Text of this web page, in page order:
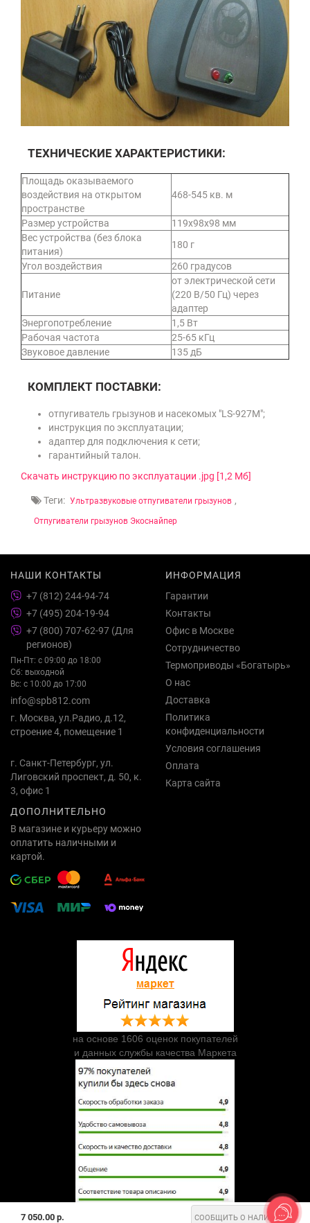
7 050.00 р. СООБЩИТЬ О НАЛИЧИИ
ТЕХНИЧЕСКИЕ ХАРАКТЕРИСТИКИ:
Площадь оказываемого
воздействия на открытом
пространстве
468-545 кв. м
Размер устройства
119х98х98 мм
Вес устройства (без блока
питания)
180 г
Угол воздействия
260 градусов
Питание
от электрической сети
(220 В/50 Гц) через
адаптер
Энергопотребление
1,5 Вт
Рабочая частота
25-65 кГц
Звуковое давление
135 дБ
КОМПЛЕКТ ПОСТАВКИ:
отпугиватель грызунов и насекомых "LS-927M";
инструкция по эксплуатации;
адаптер для подключения к сети;
гарантийный талон.
Скачать инструкцию по эксплуатации .jpg [1,2 Мб]
Теги: Ультразвуковые отпугиватели грызунов ,
Отпугиватели грызунов Экоснайпер
НАШИ КОНТАКТЫ
+7 (812) 244-94-74
+7 (495) 204-19-94
+7 (800) 707-62-97 (Для
регионов)
Пн-Пт: с 09:00 до 18:00
Сб: выходной
Вс: с 10:00 до 17:00
info@spb812.com
г. Москва, ул.Радио, д.12,
строение 4, помещение 1
г. Санкт-Петербург, ул.
Лиговский проспект, д. 50, к.
3, офис 1
ИНФОРМАЦИЯ
Гарантии
Контакты
Офис в Москве
Сотрудничество
Термоприводы «Богатырь»
О нас
Доставка
Политика
конфиденциальности
Условия соглашения
Оплата
Карта сайта
ДОПОЛНИТЕЛЬНО
В магазине и курьеру можно
оплатить наличными и
картой.
на основе 1606 оценок покупателей
и данных службы качества Маркета